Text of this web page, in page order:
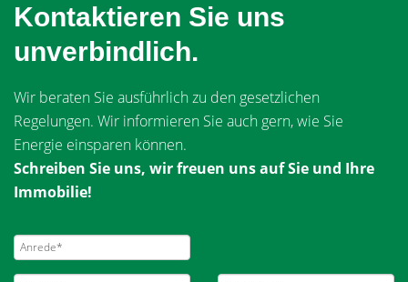
Kontaktieren Sie uns
unverbindlich.
Wir beraten Sie ausführlich zu den gesetzlichen
Regelungen. Wir informieren Sie auch gern, wie Sie
Energie einsparen können.
Schreiben Sie uns, wir freuen uns auf Sie und Ihre
Immobilie!